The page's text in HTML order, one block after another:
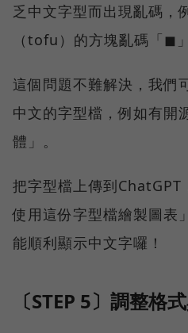
乏中文字型而出現亂碼，
（tofu）的方塊亂碼「◼」
這個問題不難解決，我們
中文的字型檔，例如有開
體」。
把字型檔上傳到ChatGPT
使用這份字型檔繪製圖表
能順利顯示中文字囉！
〔STEP 5〕調整格